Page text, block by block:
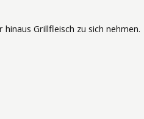
Grillfleisch zu sich nehmen.